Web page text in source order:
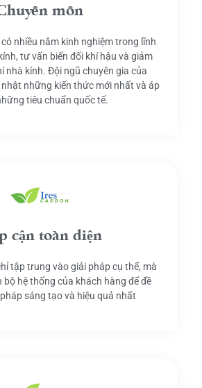
môn
nhiều năm kinh nghiệm trong lĩnh
tư vấn biến đổi khí hậu và giảm
nhà kính. Đội ngũ chuyên gia của
những kiến thức mới nhất và áp
tiêu chuẩn quốc tế.
cận toàn diện
tập trung vào giải pháp cụ thể, mà
bộ hệ thống của khách hàng để đề
sáng tạo và hiệu quả nhất